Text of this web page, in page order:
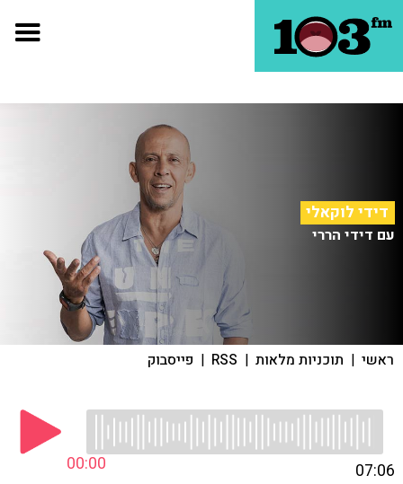
דידי לוקאלי
עם דידי הררי
ראשי | תוכניות מלאות |
RSS
| פייסבוק
00:00 07:06